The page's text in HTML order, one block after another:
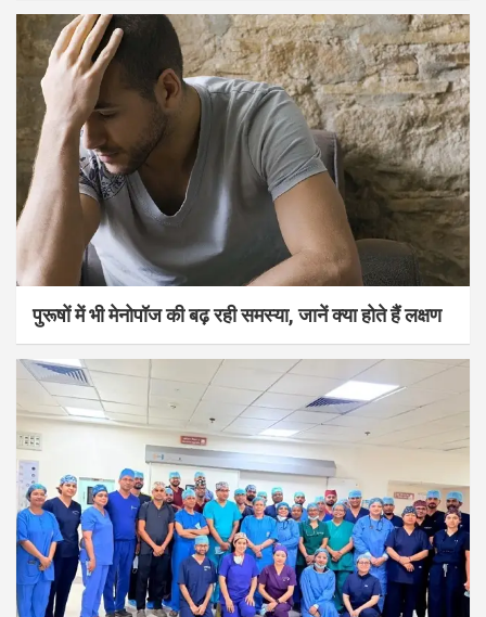
पुरूषों में भी मेनोपॉज की बढ़ रही समस्या, जानें क्या होते हैं लक्षण